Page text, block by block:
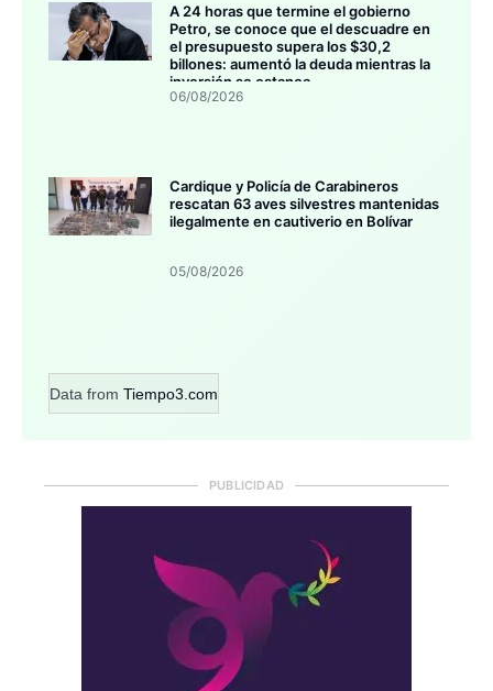
A 24 horas que termine el gobierno
Petro, se conoce que el descuadre en
el presupuesto supera los $30,2
billones: aumentó la deuda mientras la
inversión se estanca
06/08/2026
Cardique y Policía de Carabineros
rescatan 63 aves silvestres mantenidas
ilegalmente en cautiverio en Bolívar
05/08/2026
Data from Tiempo3.com
PUBLICIDAD